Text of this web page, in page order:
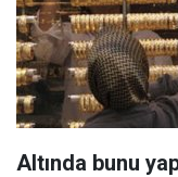
Altında bunu